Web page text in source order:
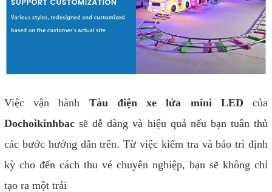
Việc vận hành Tàu điện xe lửa mini LED của
Dochoikinhbac sẽ dễ dàng và hiệu quả nếu bạn tuân thủ
các bước hướng dẫn trên. Từ việc kiểm tra và bảo trì định
kỳ cho đến cách thu vé chuyên nghiệp, bạn sẽ không chỉ
tạo ra một trải